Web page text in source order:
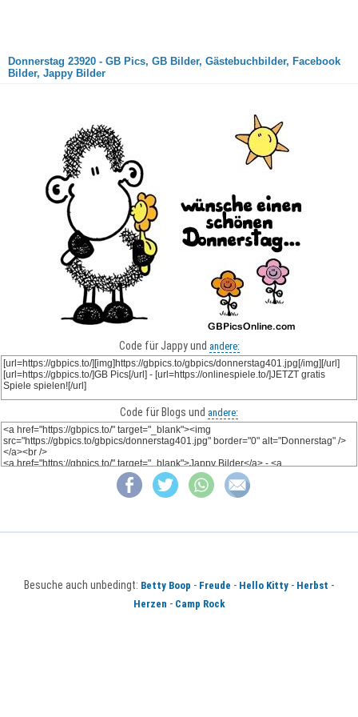
Donnerstag 23920 - GB Pics, GB Bilder, Gästebuchbilder, Facebook
Bilder, Jappy Bilder
Code für Jappy und andere:
Code für Blogs und andere:
Besuche auch unbedingt: Betty Boop - Freude - Hello Kitty - Herbst -
Herzen - Camp Rock